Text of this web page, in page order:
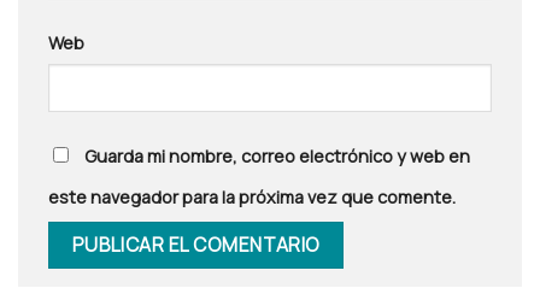
Web
Guarda mi nombre, correo electrónico y web en
este navegador para la próxima vez que comente.